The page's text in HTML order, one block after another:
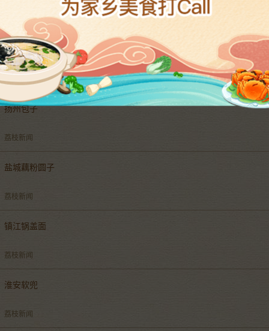
百县千味丨宿迁：汇聚南北五味 鲜承古今风韵
荔枝新闻
扬州包子
荔枝新闻
盐城藕粉圆子
荔枝新闻
镇江锅盖面
荔枝新闻
淮安软兜
荔枝新闻